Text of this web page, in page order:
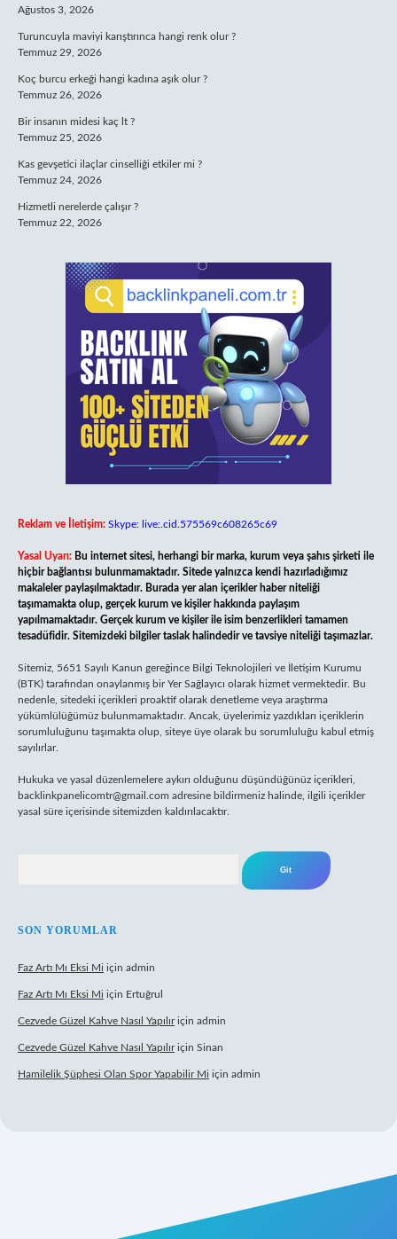
Ağustos 3, 2026
Turuncuyla maviyi karıştırınca hangi renk olur ?
Temmuz 29, 2026
Koç burcu erkeği hangi kadına aşık olur ?
Temmuz 26, 2026
Bir insanın midesi kaç lt ?
Temmuz 25, 2026
Kas gevşetici ilaçlar cinselliği etkiler mi ?
Temmuz 24, 2026
Hizmetli nerelerde çalışır ?
Temmuz 22, 2026
Reklam ve İletişim: Skype: live:.cid.575569c608265c69
Yasal Uyarı: Bu internet sitesi, herhangi bir marka, kurum veya şahıs şirketi ile
hiçbir bağlantısı bulunmamaktadır. Sitede yalnızca kendi hazırladığımız
makaleler paylaşılmaktadır. Burada yer alan içerikler haber niteliği
taşımamakta olup, gerçek kurum ve kişiler hakkında paylaşım
yapılmamaktadır. Gerçek kurum ve kişiler ile isim benzerlikleri tamamen
tesadüfidir. Sitemizdeki bilgiler taslak halindedir ve tavsiye niteliği taşımazlar.
Sitemiz, 5651 Sayılı Kanun gereğince Bilgi Teknolojileri ve İletişim Kurumu
(BTK) tarafından onaylanmış bir Yer Sağlayıcı olarak hizmet vermektedir. Bu
nedenle, sitedeki içerikleri proaktif olarak denetleme veya araştırma
yükümlülüğümüz bulunmamaktadır. Ancak, üyelerimiz yazdıkları içeriklerin
sorumluluğunu taşımakta olup, siteye üye olarak bu sorumluluğu kabul etmiş
sayılırlar.
Hukuka ve yasal düzenlemelere aykırı olduğunu düşündüğünüz içerikleri,
backlinkpanelicomtr@gmail.com adresine bildirmeniz halinde, ilgili içerikler
yasal süre içerisinde sitemizden kaldırılacaktır.
SON YORUMLAR
Faz Artı Mı Eksi Mi için admin
Faz Artı Mı Eksi Mi için Ertuğrul
Cezvede Güzel Kahve Nasıl Yapılıriçin admin
Cezvede Güzel Kahve Nasıl Yapılıriçin Sinan
Hamilelik Şüphesi Olan Spor Yapabilir Mi için admin